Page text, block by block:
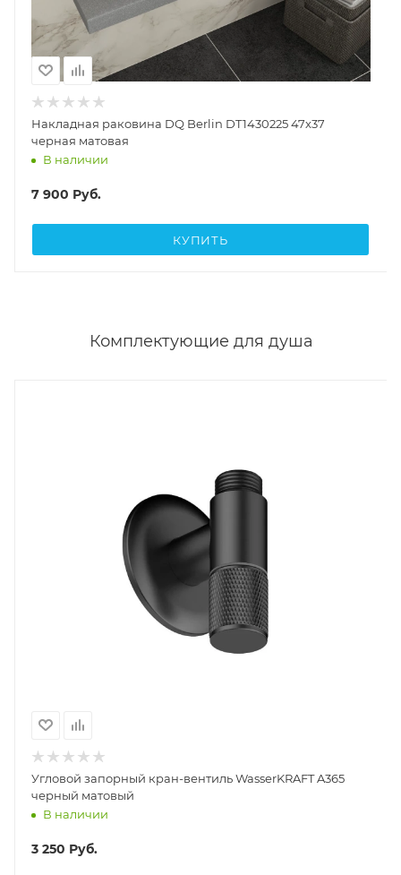
Накладная раковина DQ Berlin DT1430225 47x37
черная матовая
В наличии
7 900 Руб.
КУПИТЬ
Комплектующие для душа
Угловой запорный кран-вентиль WasserKRAFT A365
черный матовый
В наличии
3 250 Руб.